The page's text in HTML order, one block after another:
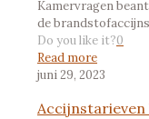
Kamervragen
de
Do you like it?0
Read more
juni 29, 2023
Accijnstarieven